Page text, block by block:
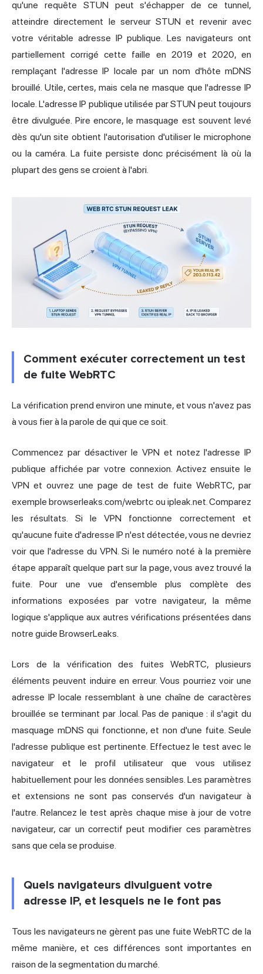
qu'une requête STUN peut s'échapper de ce tunnel,
atteindre directement le serveur STUN et revenir avec
votre véritable adresse IP publique. Les navigateurs ont
partiellement corrigé cette faille en 2019 et 2020, en
remplaçant l'adresse IP locale par un nom d'hôte mDNS
brouillé. Utile, certes, mais cela ne masque que l'adresse IP
locale. L'adresse IP publique utilisée par STUN peut toujours
être divulguée. Pire encore, le masquage est souvent levé
dès qu'un site obtient l'autorisation d'utiliser le microphone
ou la caméra. La fuite persiste donc précisément là où la
plupart des gens se croient à l'abri.
Comment exécuter correctement un test
de fuite WebRTC
La vérification prend environ une minute, et vous n'avez pas
à vous fier à la parole de qui que ce soit.
Commencez par désactiver le VPN et notez l'adresse IP
publique affichée par votre connexion. Activez ensuite le
VPN et ouvrez une page de test de fuite WebRTC, par
exemple browserleaks.com/webrtc ou ipleak.net. Comparez
les résultats. Si le VPN fonctionne correctement et
qu'aucune fuite d'adresse IP n'est détectée, vous ne devriez
voir que l'adresse du VPN. Si le numéro noté à la première
étape apparaît quelque part sur la page, vous avez trouvé la
fuite. Pour une vue d'ensemble plus complète des
informations exposées par votre navigateur, la même
logique s'applique aux autres vérifications présentées dans
notre guide BrowserLeaks.
Lors de la vérification des fuites WebRTC, plusieurs
éléments peuvent induire en erreur. Vous pourriez voir une
adresse IP locale ressemblant à une chaîne de caractères
brouillée se terminant par .local. Pas de panique : il s'agit du
masquage mDNS qui fonctionne, et non d'une fuite. Seule
l'adresse publique est pertinente. Effectuez le test avec le
navigateur et le profil utilisateur que vous utilisez
habituellement pour les données sensibles. Les paramètres
et extensions ne sont pas conservés d'un navigateur à
l'autre. Relancez le test après chaque mise à jour de votre
navigateur, car un correctif peut modifier ces paramètres
sans que cela se produise.
Quels navigateurs divulguent votre
adresse IP, et lesquels ne le font pas
Tous les navigateurs ne gèrent pas une fuite WebRTC de la
même manière, et ces différences sont importantes en
raison de la segmentation du marché.